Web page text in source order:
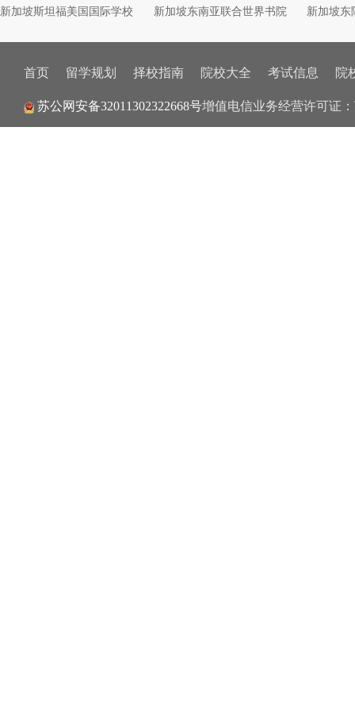
新加坡斯坦福美国国际学校
新加坡东南亚联合世界书院 新加坡东
首页 留学规划 择校指南 院校大全 考试信息 院
苏公网安备32011302322668号增值电信业务经营许可证：